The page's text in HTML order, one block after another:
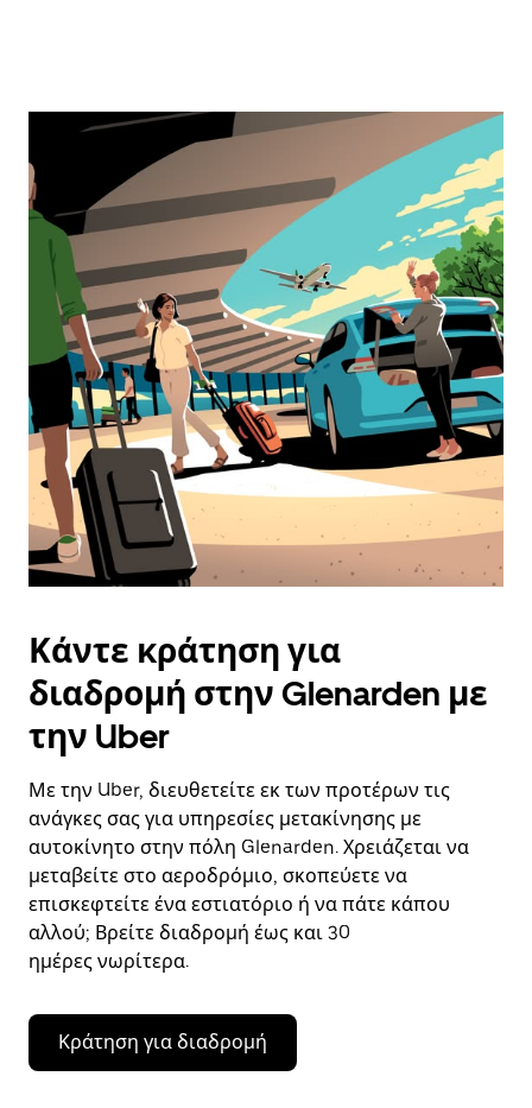
Κάντε κράτηση για
διαδρομή στην Glenarden με
την Uber
Με την Uber, διευθετείτε εκ των προτέρων τις
ανάγκες σας για υπηρεσίες μετακίνησης με
αυτοκίνητο στην πόλη Glenarden. Χρειάζεται να
μεταβείτε στο αεροδρόμιο, σκοπεύετε να
επισκεφτείτε ένα εστιατόριο ή να πάτε κάπου
αλλού; Βρείτε διαδρομή έως και 30
ημέρες νωρίτερα.
Κράτηση για διαδρομή